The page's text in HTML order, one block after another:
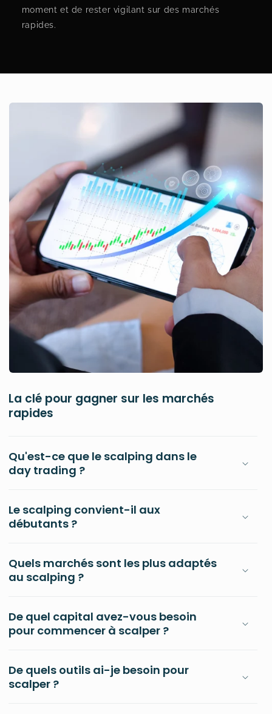
moment et de rester vigilant sur des marchés
rapides.
La clé pour gagner sur les marchés
rapides
Qu'est-ce que le scalping dans le
day trading ?
Le scalping convient-il aux
débutants ?
Quels marchés sont les plus adaptés
au scalping ?
De quel capital avez-vous besoin
pour commencer à scalper ?
De quels outils ai-je besoin pour
scalper ?